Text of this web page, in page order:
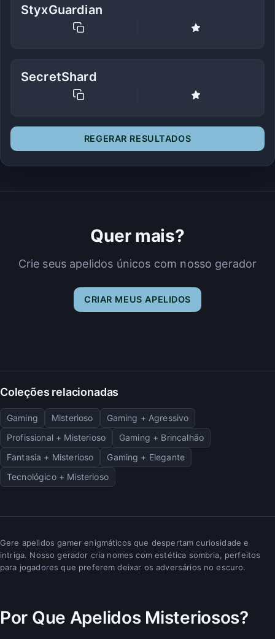
StyxGuardian
SecretShard
REGERAR RESULTADOS
Quer mais?
Crie seus apelidos únicos com nosso gerador
CRIAR MEUS APELIDOS
Coleções relacionadas
Gaming Misterioso
Gaming + Agressivo
Profissional + Misterioso
Gaming + Brincalhão
Fantasia + Misterioso
Gaming + Elegante
Tecnológico + Misterioso
Gere apelidos gamer enigmáticos que despertam curiosidade e
intriga. Nosso gerador cria nomes com estética sombria, perfeitos
para jogadores que preferem deixar os adversários no escuro.
Por Que Apelidos Misteriosos?